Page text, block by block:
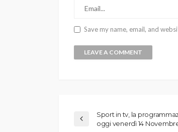
Save my name, email, and
Sport in tv, la
oggi venerdì 14